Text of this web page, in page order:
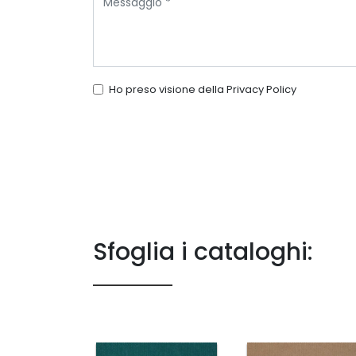
Ho preso visione della Privacy Policy
Sfoglia i cataloghi: